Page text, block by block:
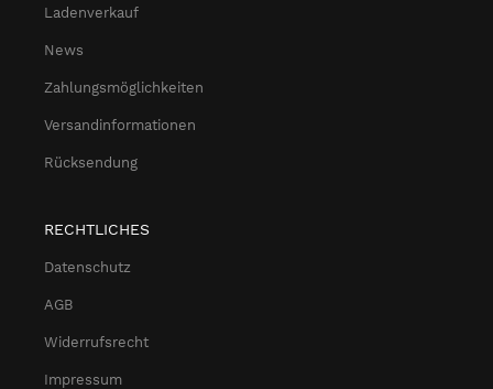
Ladenverkauf
News
Zahlungsmöglichkeiten
Versandinformationen
Rücksendung
RECHTLICHES
Datenschutz
AGB
Widerrufsrecht
Impressum